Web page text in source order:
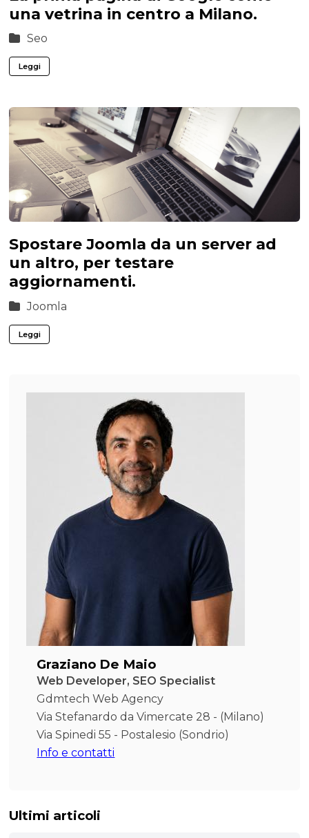
una vetrina in centro a Milano.
Seo
Leggi
Spostare Joomla da un server ad
un altro, per testare
aggiornamenti.
Joomla
Leggi
Graziano De Maio
Web Developer, SEO Specialist
Gdmtech Web Agency
Via Stefanardo da Vimercate 28 - (Milano)
Via Spinedi 55 - Postalesio (Sondrio)
Info e contatti
Ultimi articoli